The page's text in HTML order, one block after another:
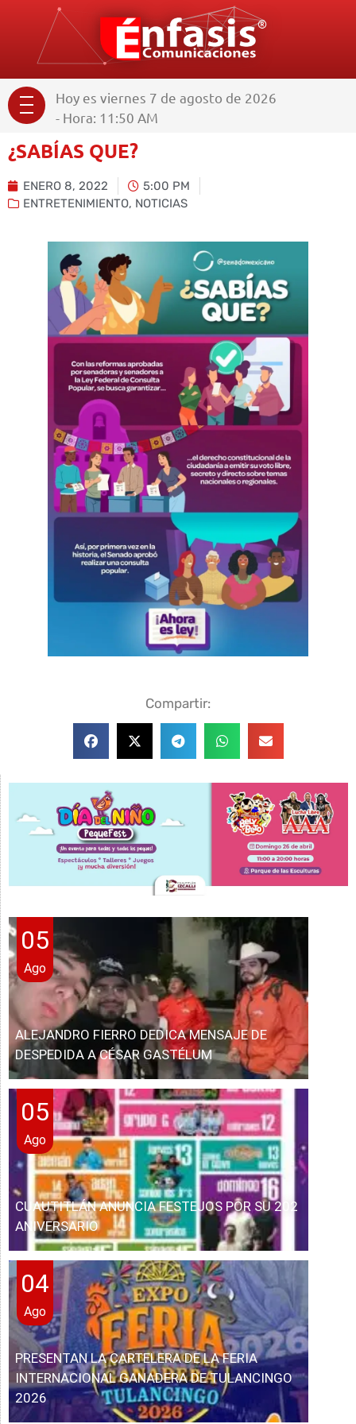
Hoy es viernes 7 de agosto de 2026
- Hora: 11:50 AM
¿SABÍAS QUE?
ENERO 8, 2022
5:00 PM
ENTRETENIMIENTO, NOTICIAS
Compartir:
05
Ago
ALEJANDRO FIERRO DEDICA MENSAJE DE
DESPEDIDA A CÉSAR GASTÉLUM
05
Ago
CUAUTITLÁN ANUNCIA FESTEJOS POR SU 202
ANIVERSARIO
04
Ago
PRESENTAN LA CARTELERA DE LA FERIA
INTERNACIONAL GANADERA DE TULANCINGO
2026